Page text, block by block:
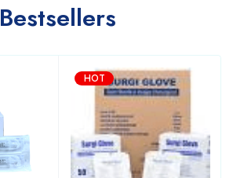
Bestsellers
HOT